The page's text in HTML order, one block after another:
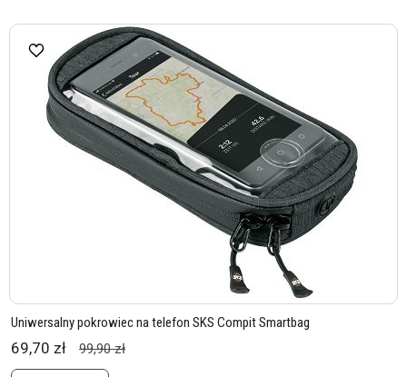
Uniwersalny pokrowiec na telefon SKS Compit Smartbag
69,70 zł 99,90 zł